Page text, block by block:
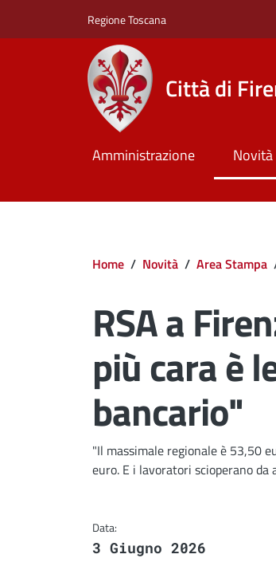
Regione Toscana
Città di
Amministrazione Novità
Briciole di
Home / Novità / Area Stampa
RSA a
più cara è
bancario"
Dettagli
"Il massimale regionale è 53,50
euro. E i lavoratori scioperano da
Data:
3 Giugno 2026